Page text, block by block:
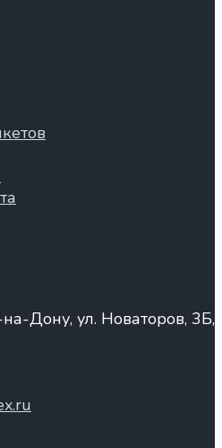
Дону, ул. Новаторов, 3Б,